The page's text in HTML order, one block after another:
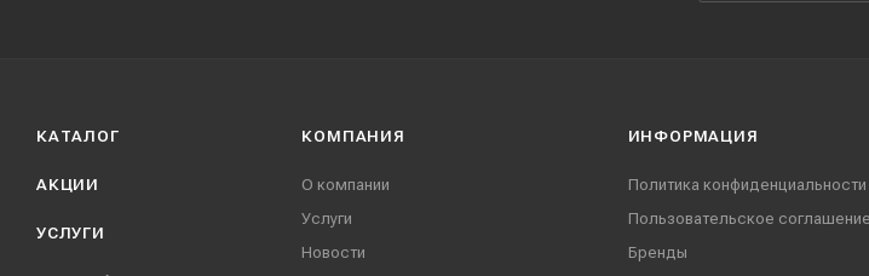
КАТАЛОГ
АКЦИИ
УСЛУГИ
КОМПАНИЯ
О компании
Услуги
Новости
ИНФОРМАЦИЯ
Политика конфиденциальности
Пользовательское соглашение
Бренды